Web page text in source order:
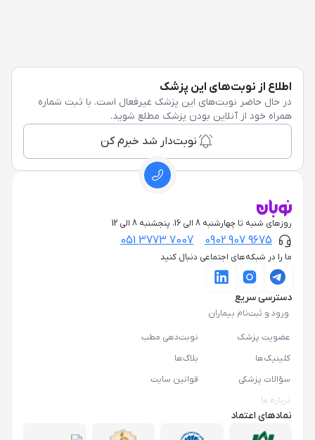
اطلاع از نوبت‌های این پزشک
در حال حاضر نوبت‌های این پزشک غیرفعال است. با ثبت شماره
همراه خود از آنلاین بودن پزشک مطلع شوید.
نوبت‌دار شد خبرم کن
روزهای شنبه تا چهارشنبه 8 الی 16، پنجشنبه 8 الی 12
0902 907 9675
051 3773 7007
ما را در شبکه‌های اجتماعی دنبال کنید
دسترسی سریع
ورود و ثبت‌نام بیماران
عضویت پزشک
نوبت‌دهی مطب
کلینیک‌ها
بلاگ‌ها
سؤالات پزشکی
قوانین سایت
درباره ما
نمادهای اعتماد